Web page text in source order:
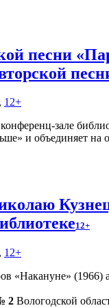
песни
, 12+
зале
и объединяет на
12+
, 12+
«Накануне» (1966)
2 Вологодской